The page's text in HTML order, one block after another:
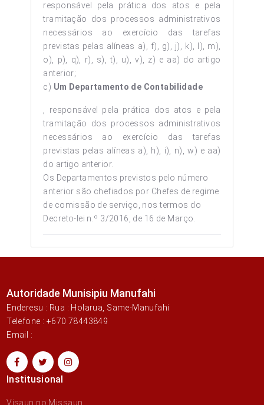
responsável pela prática dos atos e pela
tramitação dos processos administrativos
necessários ao exercício das tarefas
previstas pelas alíneas a), f), g), j), k), l), m),
o), p), q), r), s), t), u), v), z) e aa) do artigo
anterior;
c) Um Departamento de Contabilidade
, responsável pela prática dos atos e pela
tramitação dos processos administrativos
necessários ao exercício das tarefas
previstas pelas alíneas a), h), i), n), w) e aa)
do artigo anterior.
Os Departamentos previstos pelo número
anterior são chefiados por Chefes de regime
de comissão de serviço, nos termos do
Decreto-lei n.º 3/2016, de 16 de Março.
Autoridade Munisipiu Manufahi
Enderesu : Rua : Holarua, Same-Manufahi
Telefone : +670 78443849
Email :
Institusional
Visaun no Missaun